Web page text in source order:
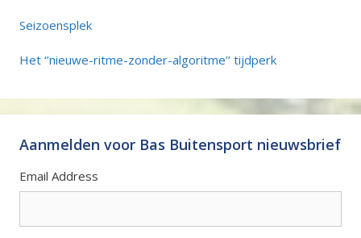
Seizoensplek
Het ‘’nieuwe-ritme-zonder-algoritme’’ tijdperk
Aanmelden voor Bas Buitensport nieuwsbrief
Email Address